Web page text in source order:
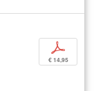
p
€ 14,95